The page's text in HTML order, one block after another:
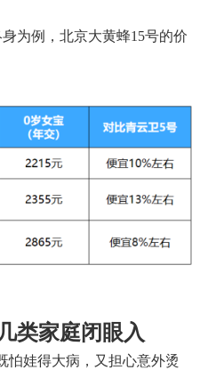
为例，北京大黄蜂15号的价
类家庭闭眼入
怕娃得大病，又担心意外烫